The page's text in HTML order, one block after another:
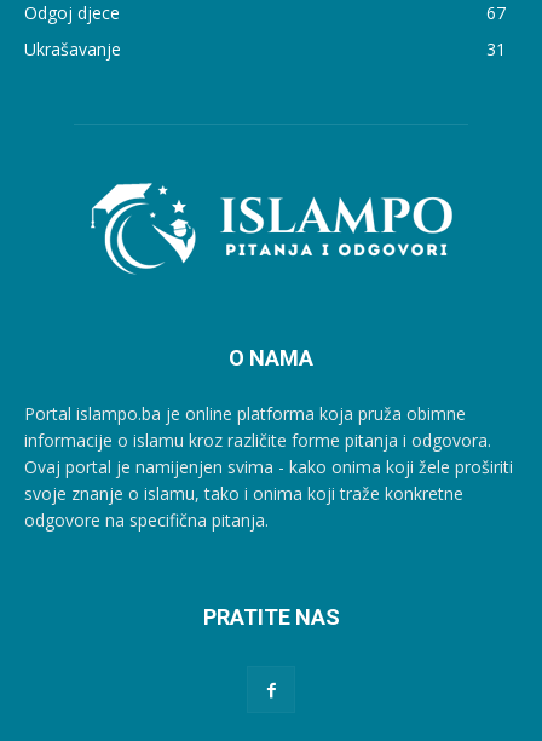
Odgoj djece
67
Ukrašavanje
31
O NAMA
Portal islampo.ba je online platforma koja pruža obimne
informacije o islamu kroz različite forme pitanja i odgovora.
Ovaj portal je namijenjen svima - kako onima koji žele proširiti
svoje znanje o islamu, tako i onima koji traže konkretne
odgovore na specifična pitanja.
PRATITE NAS